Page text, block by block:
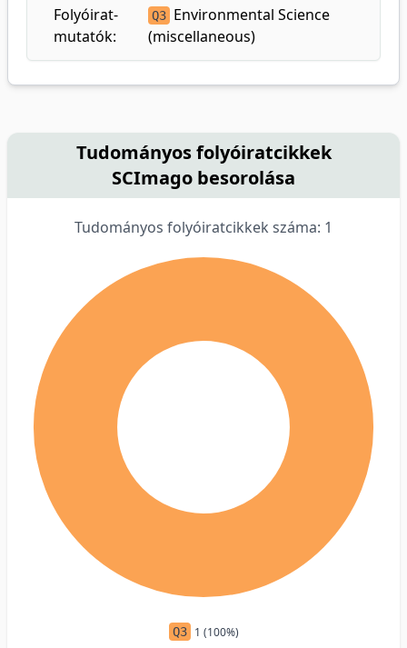
Folyóirat-
mutatók:
Q3 Environmental Science
(miscellaneous)
Tudományos folyóiratcikkek
SCImago besorolása
Tudományos folyóiratcikkek száma: 1
Q3 1 (100%)